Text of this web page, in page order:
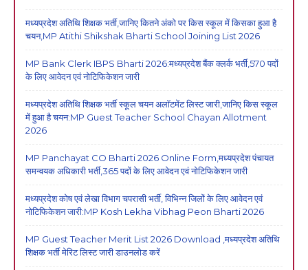
मध्यप्रदेश अतिथि शिक्षक भर्ती,जानिए कितने अंको पर किस स्कूल में किसका हुआ है
चयन,MP Atithi Shikshak Bharti School Joining List 2026
MP Bank Clerk IBPS Bharti 2026:मध्यप्रदेश बैंक क्लर्क भर्ती,570 पदों
के लिए आवेदन एवं नोटिफिकेशन जारी
मध्यप्रदेश अतिथि शिक्षक भर्ती स्कूल चयन अलॉटमेंट लिस्ट जारी,जानिए किस स्कूल
में हुआ है चयन:MP Guest Teacher School Chayan Allotment
2026
MP Panchayat CO Bharti 2026 Online Form,मध्यप्रदेश पंचायत
समन्वयक अधिकारी भर्ती,365 पदों के लिए आवेदन एवं नोटिफिकेशन जारी
मध्यप्रदेश कोष एवं लेखा विभाग चपरासी भर्ती, विभिन्न जिलों के लिए आवेदन एवं
नोटिफिकेशन जारी:MP Kosh Lekha Vibhag Peon Bharti 2026
MP Guest Teacher Merit List 2026 Download ,मध्यप्रदेश अतिथि
शिक्षक भर्ती मेरिट लिस्ट जारी डाउनलोड करें